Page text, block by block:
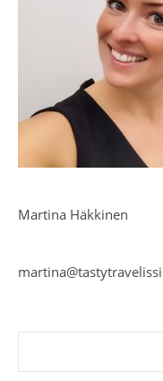
Martina Häkkinen